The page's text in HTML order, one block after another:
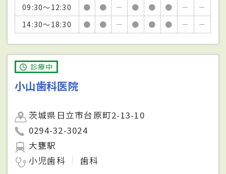
09:30～12:30
● ● － ● ● ● －
－
14:30～18:30
● ● － ● ● ● － －
診療中
小山歯科医院
茨城県日立市台原町2-13-10
0294-32-3024
大甕駅
小児歯科
歯科